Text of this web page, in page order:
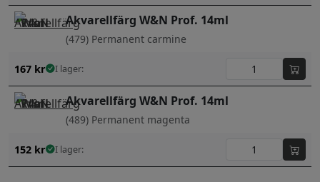
Akvarellfärg W&N Prof. 14ml
(479) Permanent carmine
167 kr I lager:
Akvarellfärg W&N Prof. 14ml
(489) Permanent magenta
152 kr I lager: